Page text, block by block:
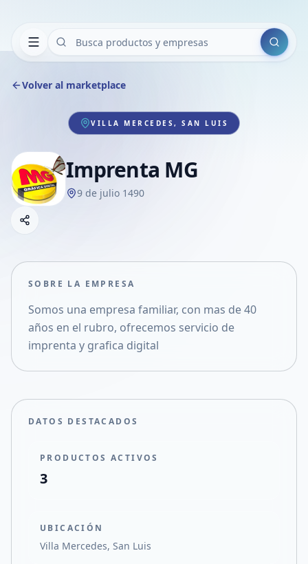
Buscar
Volver al marketplace
VILLA MERCEDES, SAN LUIS
Imprenta MG
9 de julio 1490
Compartir empresa
Compartir en X
SOBRE LA EMPRESA
Somos una empresa familiar, con mas de 40
años en el rubro, ofrecemos servicio de
imprenta y grafica digital
DATOS DESTACADOS
PRODUCTOS ACTIVOS
3
UBICACIÓN
Villa Mercedes, San Luis